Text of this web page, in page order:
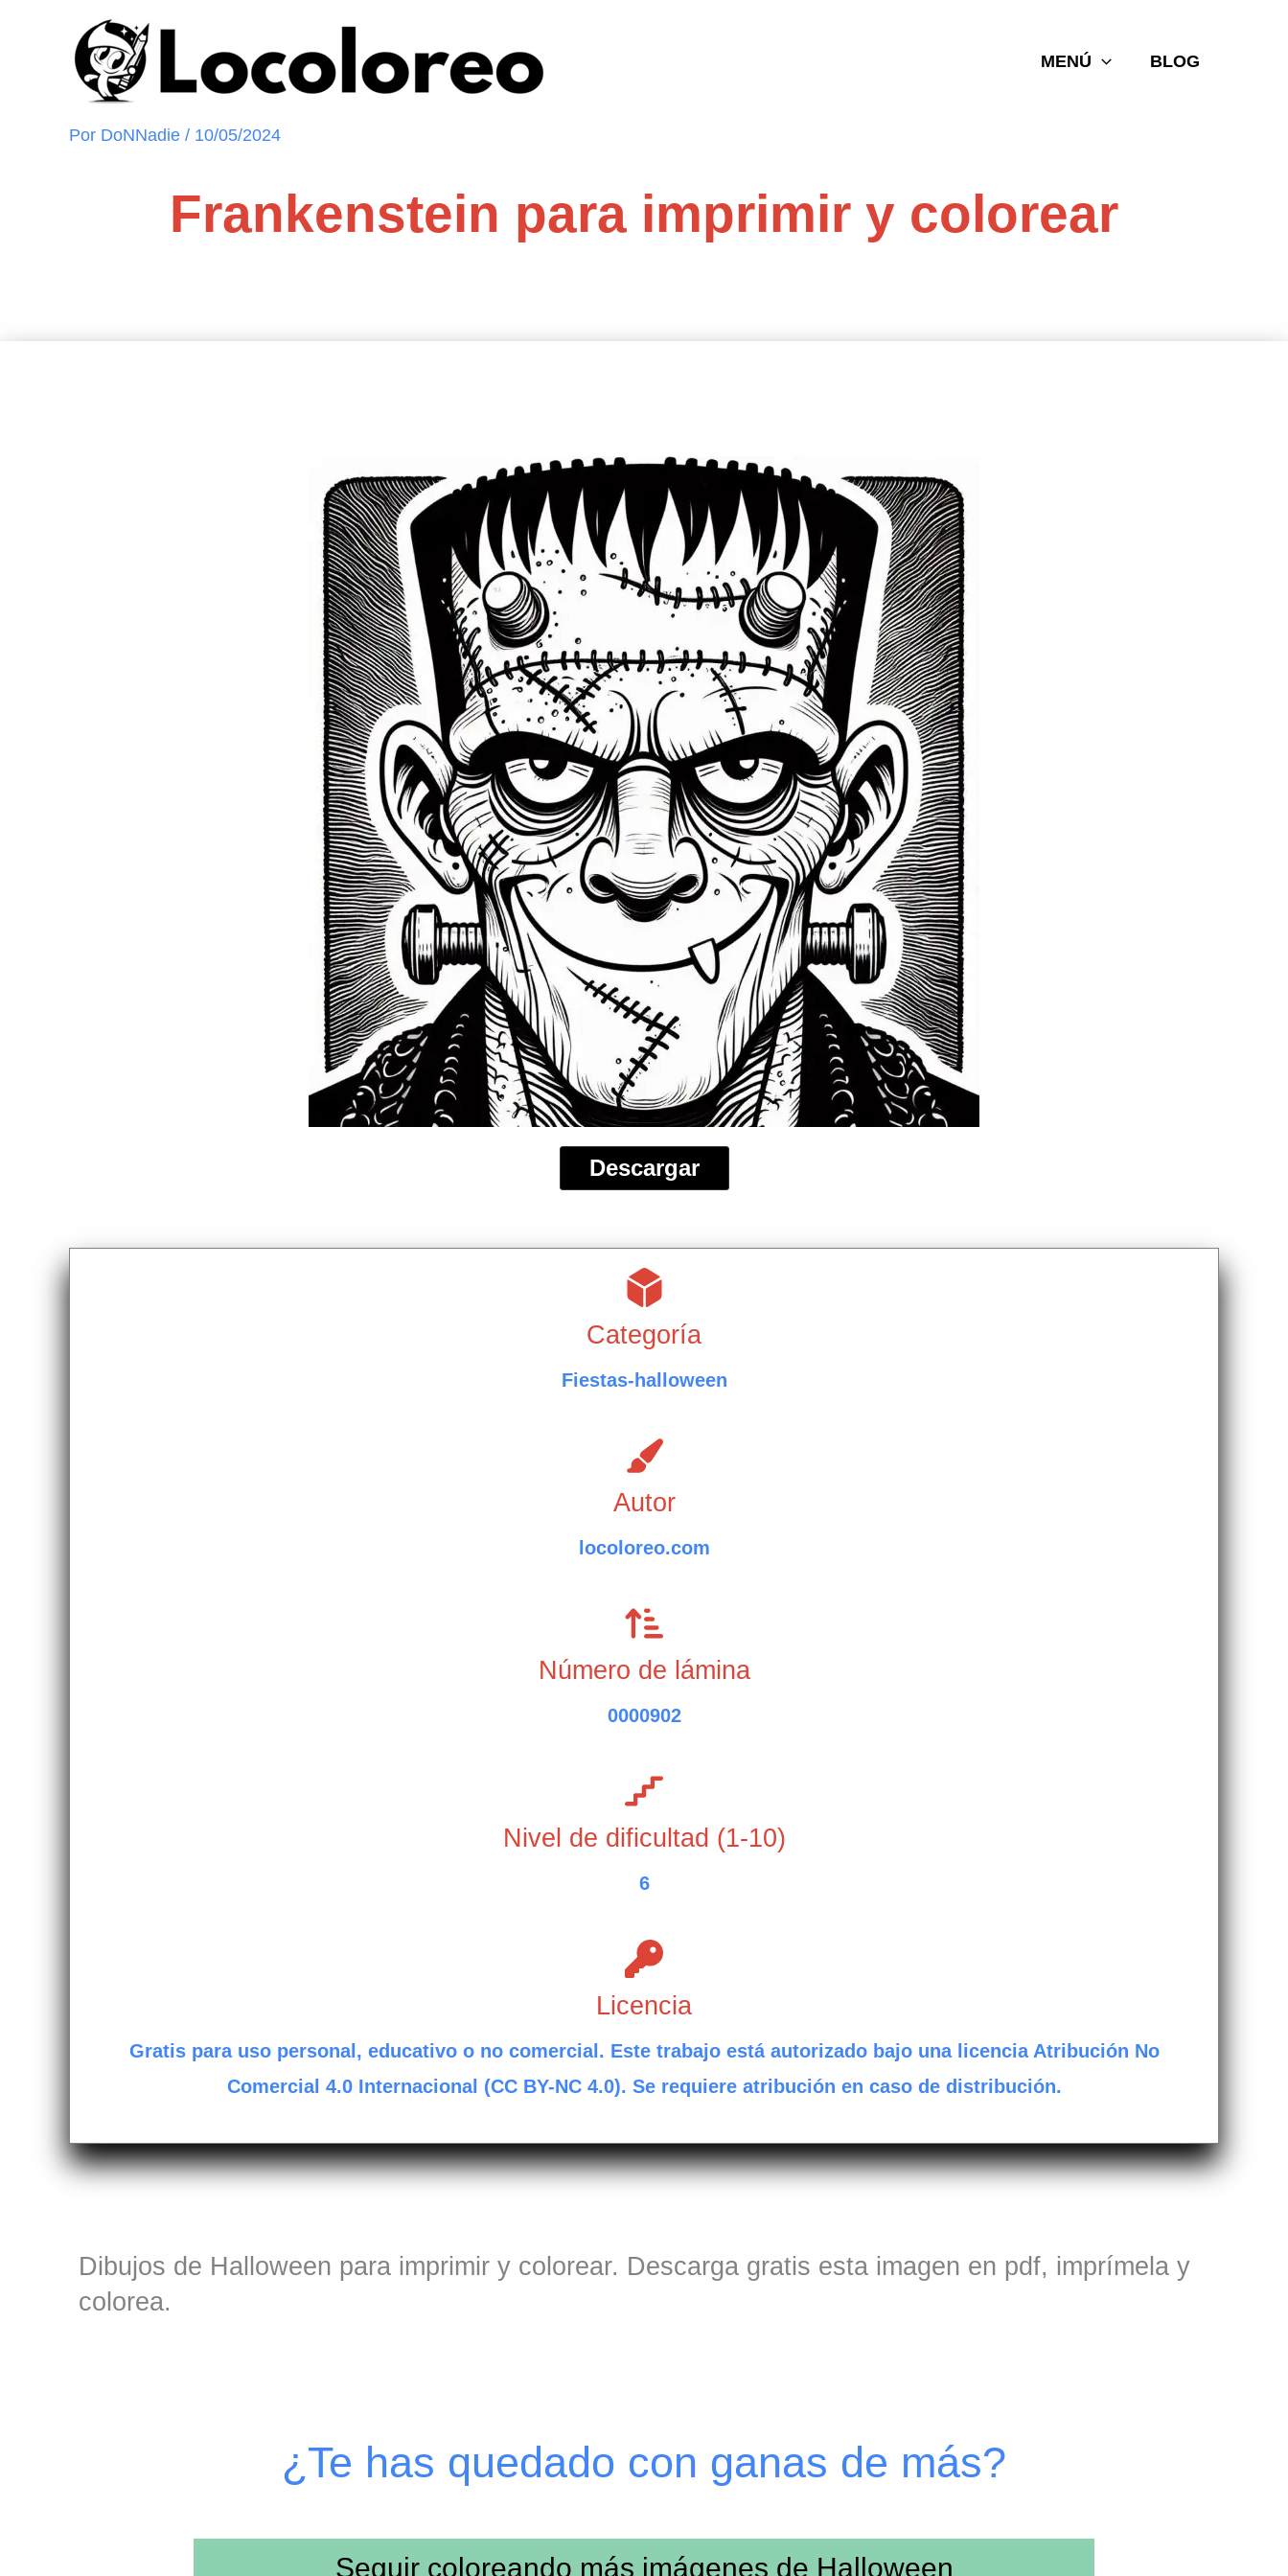
MENÚ BLOG
Por DoNNadie / 10/05/2024
Frankenstein para imprimir y colorear
Descargar
Categoría
Fiestas-halloween
Autor
locoloreo.com
Número de lámina
0000902
Nivel de dificultad (1-10)
6
Licencia
Gratis para uso personal, educativo o no comercial. Este trabajo está autorizado bajo una licencia Atribución No
Comercial 4.0 Internacional (CC BY-NC 4.0). Se requiere atribución en caso de distribución.
Dibujos de Halloween para imprimir y colorear. Descarga gratis esta imagen en pdf, imprímela y
colorea.
¿Te has quedado con ganas de más?
Seguir coloreando más imágenes de Halloween